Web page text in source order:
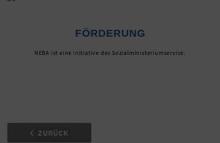
FÖRDERUNG
NEBA ist eine Initiative des Sozialministeriumservice.
ZURÜCK